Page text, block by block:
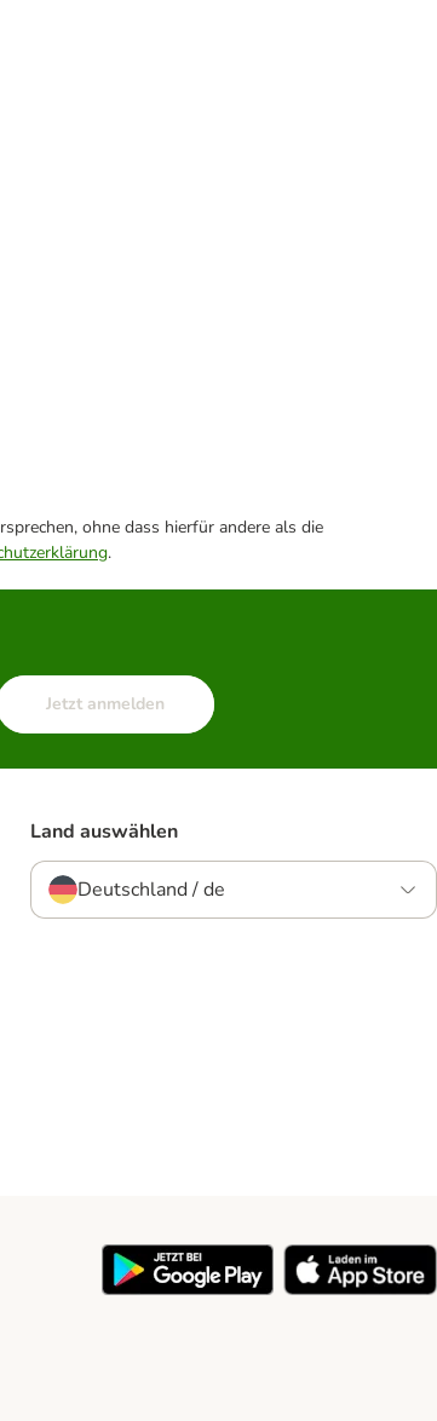
ohne dass hierfür andere als die
.
Jetzt anmelden
Land auswählen
Deutschland / de